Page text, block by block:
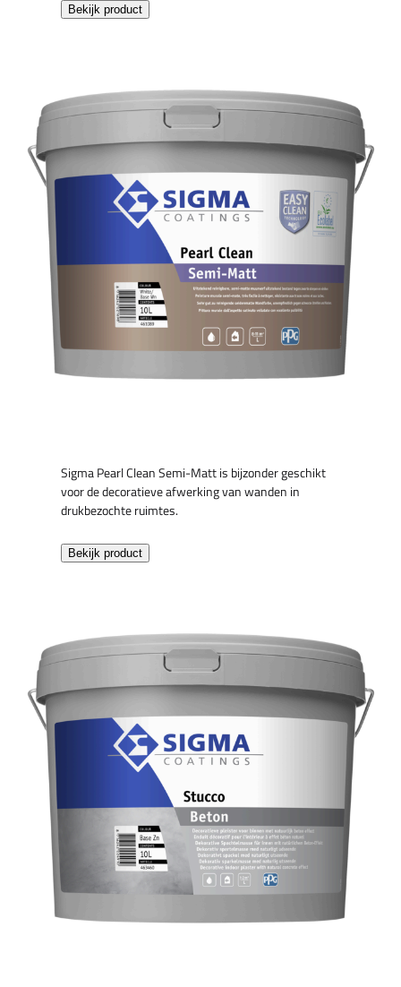
Bekijk product
Sigma Pearl Clean Semi-Matt is bijzonder geschikt
voor de decoratieve afwerking van wanden in
drukbezochte ruimtes.
Bekijk product